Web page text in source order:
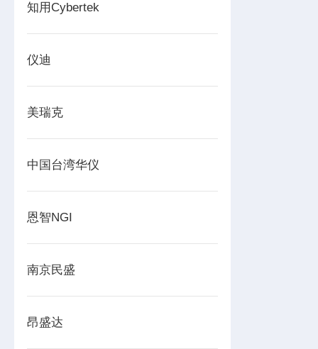
知用Cybertek
仪迪
美瑞克
中国台湾华仪
恩智NGI
南京民盛
昂盛达